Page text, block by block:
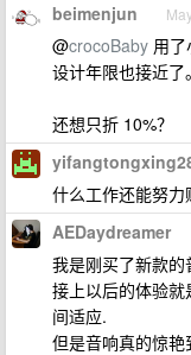
beimenjun
@crocoBaby 用
设计年限也接近了。
还想只折 10%？
什么工作还能努力
AEDaydreamer
我是刚买了新款的
接上以后的体验
间适应.
但是音响真的惊艳